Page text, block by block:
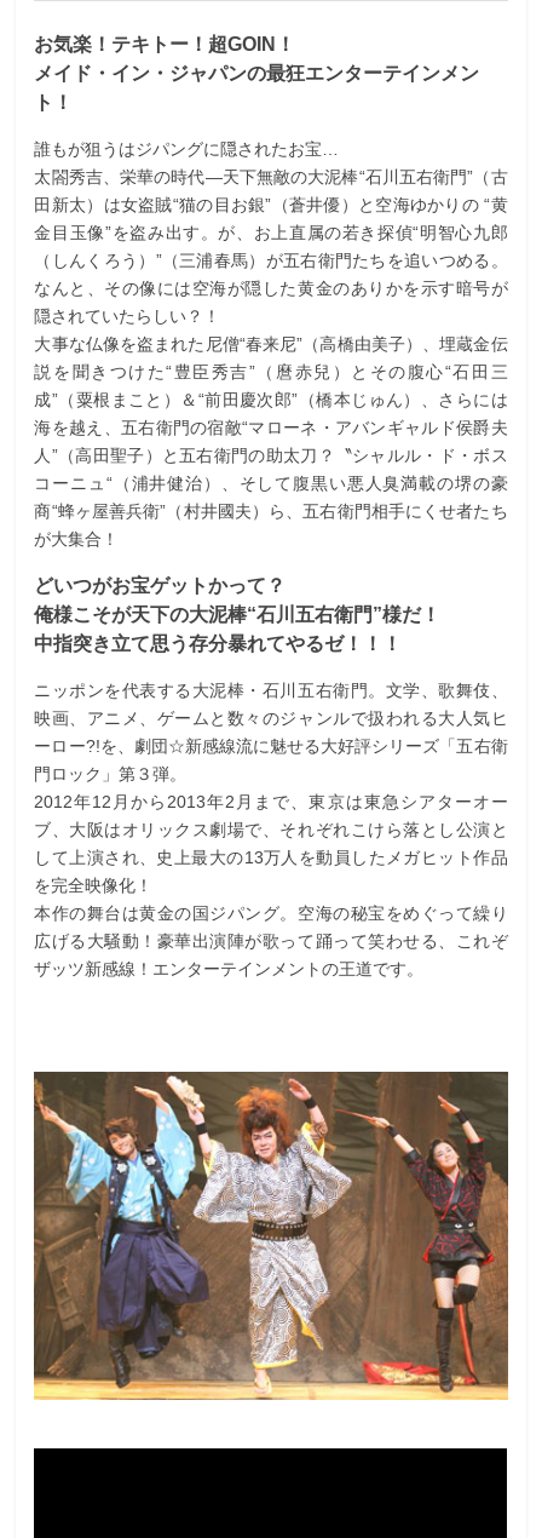
お気楽！テキトー！超GOIN！
メイド・イン・ジャパンの最狂エンターテインメン
ト！
誰もが狙うはジパングに隠されたお宝…
太閤秀吉、栄華の時代—天下無敵の大泥棒“石川五右衛門”（古
田新太）は女盗賊“猫の目お銀”（蒼井優）と空海ゆかりの “黄
金目玉像”を盗み出す。が、お上直属の若き探偵“明智心九郎
（しんくろう）”（三浦春馬）が五右衛門たちを追いつめる。
なんと、その像には空海が隠した黄金のありかを示す暗号が
隠されていたらしい？！
大事な仏像を盗まれた尼僧“春来尼”（高橋由美子）、埋蔵金伝
説を聞きつけた“豊臣秀吉”（麿赤兒）とその腹心“石田三
成”（粟根まこと）＆“前田慶次郎”（橋本じゅん）、さらには
海を越え、五右衛門の宿敵“マローネ・アバンギャルド侯爵夫
人”（高田聖子）と五右衛門の助太刀？〝シャルル・ド・ボス
コーニュ“（浦井健治）、そして腹黒い悪人臭満載の堺の豪
商“蜂ヶ屋善兵衛”（村井國夫）ら、五右衛門相手にくせ者たち
が大集合！
どいつがお宝ゲットかって？
俺様こそが天下の大泥棒“石川五右衛門”様だ！
中指突き立て思う存分暴れてやるゼ！！！
ニッポンを代表する大泥棒・石川五右衛門。文学、歌舞伎、
映画、アニメ、ゲームと数々のジャンルで扱われる大人気ヒ
ーロー?!を、劇団☆新感線流に魅せる大好評シリーズ「五右衛
門ロック」第３弾。
2012年12月から2013年2月まで、東京は東急シアターオー
ブ、大阪はオリックス劇場で、それぞれこけら落とし公演と
して上演され、史上最大の13万人を動員したメガヒット作品
を完全映像化！
本作の舞台は黄金の国ジパング。空海の秘宝をめぐって繰り
広げる大騒動！豪華出演陣が歌って踊って笑わせる、これぞ
ザッツ新感線！エンターテインメントの王道です。